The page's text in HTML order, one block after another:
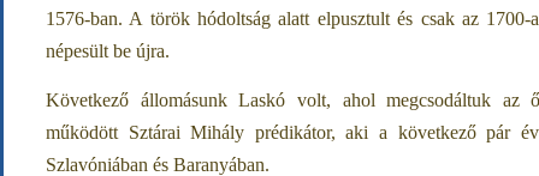
1576-ban. A török hódoltság alatt elpusztult és csak az
népesült be újra.
Következő állomásunk Laskó volt, ahol megcsodáltuk az
működött Sztárai Mihály prédikátor, aki a következő pár
Szlavóniában és Baranyában.